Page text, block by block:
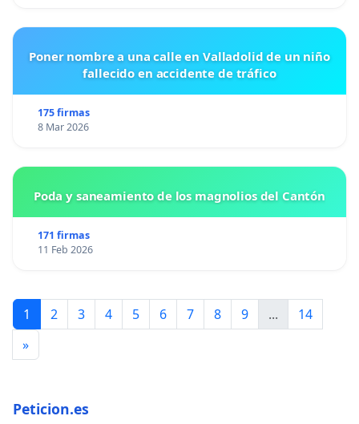
Poner nombre a una calle en Valladolid de un niño
fallecido en accidente de tráfico
175 firmas
8 Mar 2026
Poda y saneamiento de los magnolios del Cantón
171 firmas
11 Feb 2026
1 2 3 4 5 6 7 8 9 ...
14
»
Peticion.es